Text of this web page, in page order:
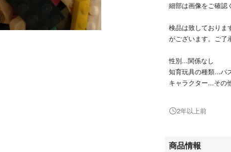
細部は画像をご確認
検品は致しておりま
がございます。ご了
性別...関係なし
知育玩具の種類...パ
キャラクター...その
#レゴブロック#ラキ
2年以上前
商品情報